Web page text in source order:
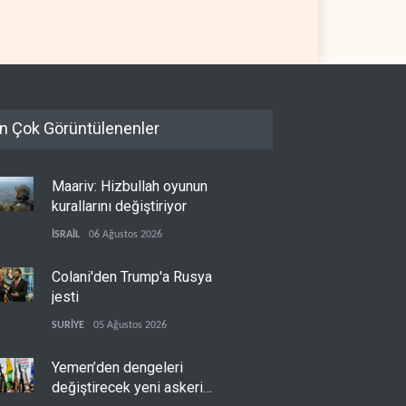
Çok Görüntülenenler
Maariv: Hizbullah oyunun
kurallarını değiştiriyor
İSRAİL 06 Ağustos 2026
Colani'den Trump'a Rusya
jesti
SURİYE 05 Ağustos 2026
Yemen’den dengeleri
değiştirecek yeni askeri